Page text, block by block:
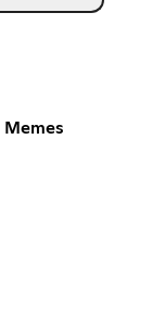
Memes